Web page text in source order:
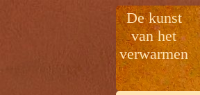
De kunst
van het
verwarmen